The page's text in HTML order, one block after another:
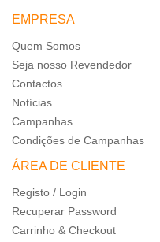
EMPRESA
Quem Somos
Seja nosso Revendedor
Contactos
Notícias
Campanhas
Condições de Campanhas
ÁREA DE CLIENTE
Registo / Login
Recuperar Password
Carrinho & Checkout